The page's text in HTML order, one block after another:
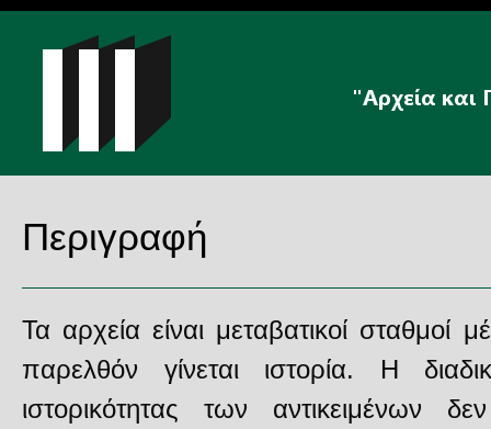
Περιγραφή
Τα αρχεία είναι μεταβατικοί σταθμοί
παρελθόν γίνεται ιστορία. Η
ιστορικότητας των αντικειμένων